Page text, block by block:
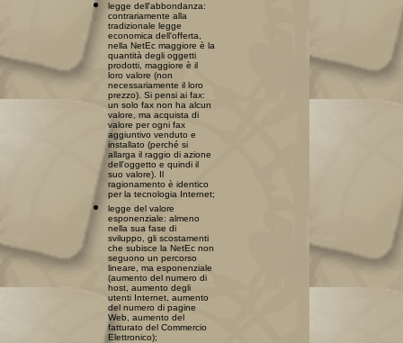
legge dell'abbondanza:
contrariamente alla
tradizionale legge
economica dell'offerta,
nella NetEc maggiore è la
quantità degli oggetti
prodotti, maggiore è il
loro valore (non
necessariamente il loro
prezzo). Si pensi ai fax:
un solo fax non ha alcun
valore, ma acquista di
valore per ogni fax
aggiuntivo venduto e
installato (perché si
allarga il raggio di azione
dell'oggetto e quindi il
suo valore). Il
ragionamento è identico
per la tecnologia Internet;
legge del valore
esponenziale: almeno
nella sua fase di
sviluppo, gli scostamenti
che subisce la NetEc non
seguono un percorso
lineare, ma esponenziale
(aumento del numero di
host, aumento degli
utenti Internet, aumento
del numero di pagine
Web, aumento del
fatturato del Commercio
Elettronico);